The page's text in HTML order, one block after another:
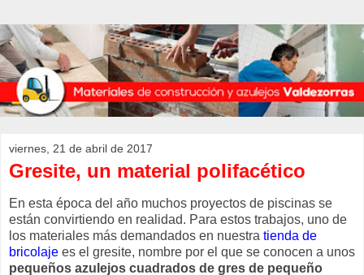
viernes, 21 de abril de 2017
Gresite, un material polifacético
En esta época del año muchos proyectos de piscinas se
están convirtiendo en realidad. Para estos trabajos, uno de
los materiales más demandados en nuestra tienda de
bricolaje es el gresite, nombre por el que se conocen a unos
pequeños azulejos cuadrados de gres de pequeño